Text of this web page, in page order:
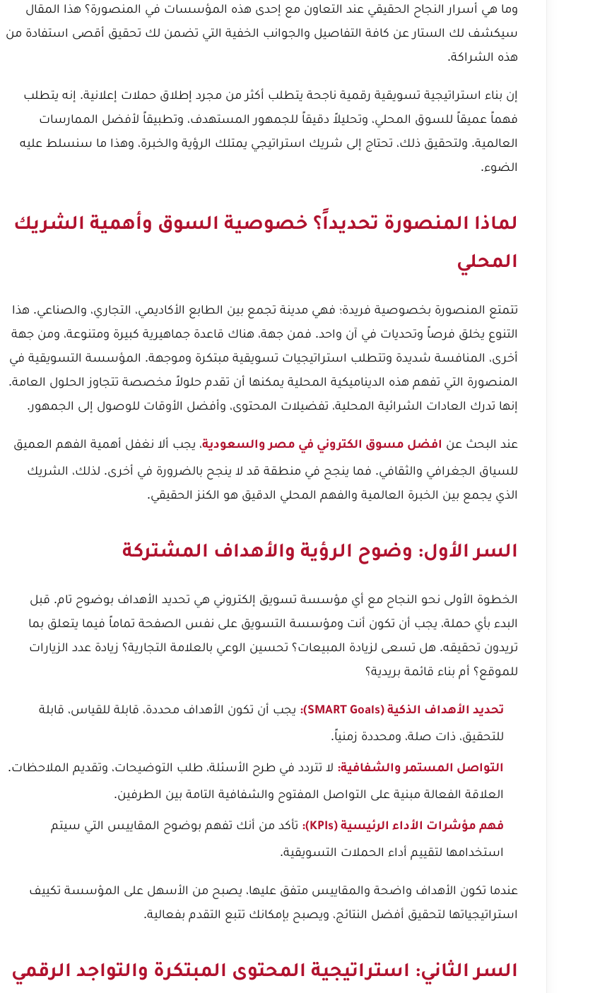
وما هي أسرار النجاح الحقيقي عند التعاون مع إحدى هذه المؤسسات في المنصورة؟ هذا المقال
سيكشف لك الستار عن كافة التفاصيل والجوانب الخفية التي تضمن لك تحقيق أقصى استفادة من
هذه الشراكة.
إن بناء استراتيجية تسويقية رقمية ناجحة يتطلب أكثر من مجرد إطلاق حملات إعلانية. إنه يتطلب
فهماً عميقاً للسوق المحلي، وتحليلاً دقيقاً للجمهور المستهدف، وتطبيقاً لأفضل الممارسات
العالمية. ولتحقيق ذلك، تحتاج إلى شريك استراتيجي يمتلك الرؤية والخبرة، وهذا ما سنسلط عليه
الضوء.
لماذا المنصورة تحديداً؟ خصوصية السوق وأهمية الشريك
المحلي
تتمتع المنصورة بخصوصية فريدة؛ فهي مدينة تجمع بين الطابع الأكاديمي، التجاري، والصناعي. هذا
التنوع يخلق فرصاً وتحديات في آن واحد. فمن جهة، هناك قاعدة جماهيرية كبيرة ومتنوعة، ومن جهة
أخرى، المنافسة شديدة وتتطلب استراتيجيات تسويقية مبتكرة وموجهة. المؤسسة التسويقية في
المنصورة التي تفهم هذه الديناميكية المحلية يمكنها أن تقدم حلولاً مخصصة تتجاوز الحلول العامة.
إنها تدرك العادات الشرائية المحلية، تفضيلات المحتوى، وأفضل الأوقات للوصول إلى الجمهور.
عند البحث عن افضل مسوق الكتروني في مصر والسعودية، يجب ألا نغفل أهمية الفهم العميق
للسياق الجغرافي والثقافي. فما ينجح في منطقة قد لا ينجح بالضرورة في أخرى. لذلك، الشريك
الذي يجمع بين الخبرة العالمية والفهم المحلي الدقيق هو الكنز الحقيقي.
السر الأول: وضوح الرؤية والأهداف المشتركة
الخطوة الأولى نحو النجاح مع أي مؤسسة تسويق إلكتروني هي تحديد الأهداف بوضوح تام. قبل
البدء بأي حملة، يجب أن تكون أنت ومؤسسة التسويق على نفس الصفحة تماماً فيما يتعلق بما
تريدون تحقيقه. هل تسعى لزيادة المبيعات؟ تحسين الوعي بالعلامة التجارية؟ زيادة عدد الزيارات
للموقع؟ أم بناء قائمة بريدية؟
تحديد الأهداف الذكية (SMART Goals):
يجب أن تكون الأهداف محددة، قابلة للقياس، قابلة
للتحقيق، ذات صلة، ومحددة زمنياً.
التواصل المستمر والشفافية: لا تتردد في طرح الأسئلة، طلب التوضيحات، وتقديم الملاحظات.
العلاقة الفعالة مبنية على التواصل المفتوح والشفافية التامة بين الطرفين.
فهم مؤشرات الأداء الرئيسية (KPIs):
تأكد من أنك تفهم بوضوح المقاييس التي سيتم
استخدامها لتقييم أداء الحملات التسويقية.
عندما تكون الأهداف واضحة والمقاييس متفق عليها، يصبح من الأسهل على المؤسسة تكييف
استراتيجياتها لتحقيق أفضل النتائج، ويصبح بإمكانك تتبع التقدم بفعالية.
السر الثاني: استراتيجية المحتوى المبتكرة والتواجد الرقمي